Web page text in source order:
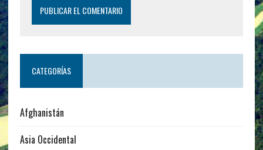
CATEGORÍAS
Afghanistán
Asia Occidental